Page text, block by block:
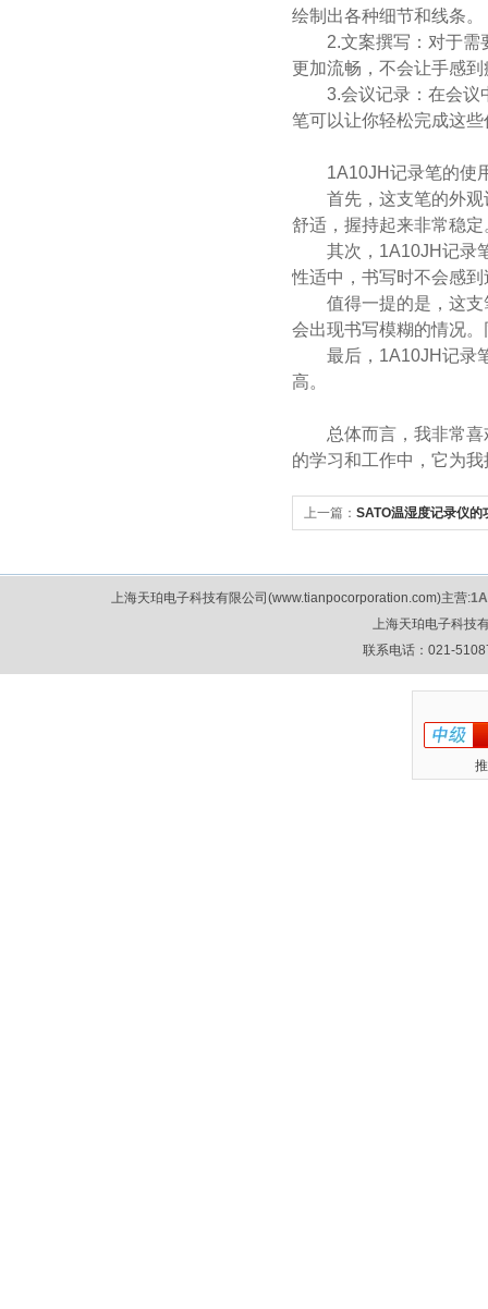
绘制出各种细节和线条。
2.文案撰写：对于需要
更加流畅，不会让手感
3.会议记录：在会议中
笔可以让你轻松完成这
1A10JH记录笔的使
首先，这支笔的外观
舒适，握持起来非常稳
其次，1A10JH记录笔
性适中，书写时不会感
值得一提的是，这支
会出现书写模糊的情况
最后，1A10JH记录笔
高。
总体而言，我非常喜
的学习和工作中，它为
上一篇： SATO温湿度记录仪的
上海天珀电子科技有限公司(www.tianpocorporation.com)主营:
上海天珀电子科
联系电话：021-